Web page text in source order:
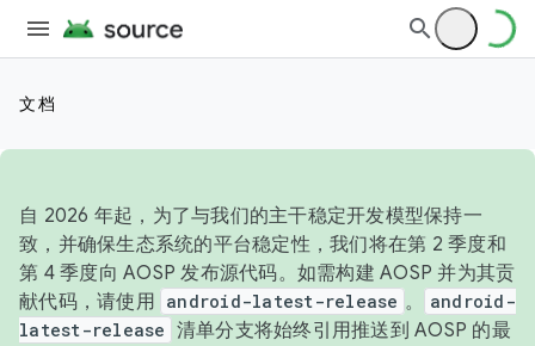
文档
自 2026 年起，为了与我们的主干稳定开发模型保持一
致，并确保生态系统的平台稳定性，我们将在第 2 季度和
第 4 季度向 AOSP 发布源代码。如需构建 AOSP 并为其贡
献代码，请使用 android-latest-release 。
android-
latest-release 清单分支将始终引用推送到 AOSP 的最